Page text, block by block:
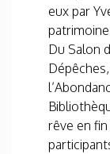
eux par
Du Salon
rêve en